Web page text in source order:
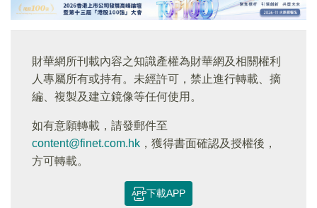
財華網所刊載內容之知識產權為財華網及相關權利
人專屬所有或持有。未經許可，禁止進行轉載、摘
編、複製及建立鏡像等任何使用。
如有意願轉載，請發郵件至
content@finet.com.hk ，獲得書面確認及授權後，
方可轉載。
下載APP